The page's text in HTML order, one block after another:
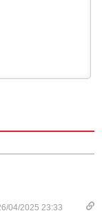
04/2025 23:33